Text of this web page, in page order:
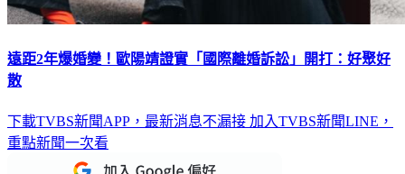
遠距2年爆婚變！歐陽靖證實「國際離婚訴訟」開打：好聚好
散
下載TVBS新聞APP，最新消息不漏接 加入TVBS新聞LINE，
重點新聞一次看